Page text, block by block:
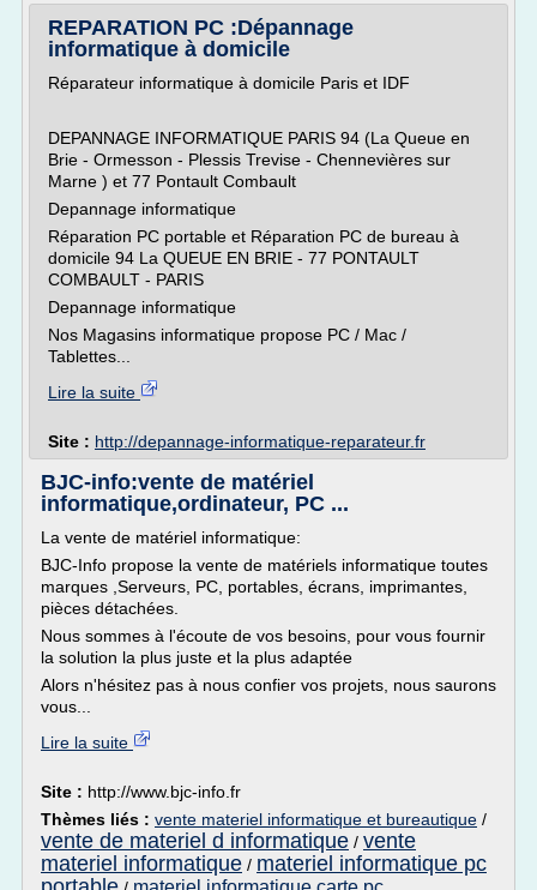
REPARATION PC :Dépannage
informatique à domicile
Réparateur informatique à domicile Paris et IDF
DEPANNAGE INFORMATIQUE PARIS 94 (La Queue en
Brie - Ormesson - Plessis Trevise - Chennevières sur
Marne ) et 77 Pontault Combault
Depannage informatique
Réparation PC portable et Réparation PC de bureau à
domicile 94 La QUEUE EN BRIE - 77 PONTAULT
COMBAULT - PARIS
Depannage informatique
Nos Magasins informatique propose PC / Mac /
Tablettes...
Lire la suite
Site : http://depannage-informatique-reparateur.fr
BJC-info:vente de matériel
informatique,ordinateur, PC ...
La vente de matériel informatique:
BJC-Info propose la vente de matériels informatique toutes
marques ,Serveurs, PC, portables, écrans, imprimantes,
pièces détachées.
Nous sommes à l'écoute de vos besoins, pour vous fournir
la solution la plus juste et la plus adaptée
Alors n'hésitez pas à nous confier vos projets, nous saurons
vous...
Lire la suite
Site : http://www.bjc-info.fr
Thèmes liés : vente materiel informatique et bureautique /
vente de materiel d informatique / vente
materiel informatique / materiel informatique pc